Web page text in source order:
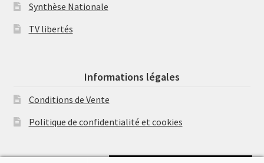
Synthèse Nationale
TV libertés
Informations légales
Conditions de Vente
Politique de confidentialité et cookies